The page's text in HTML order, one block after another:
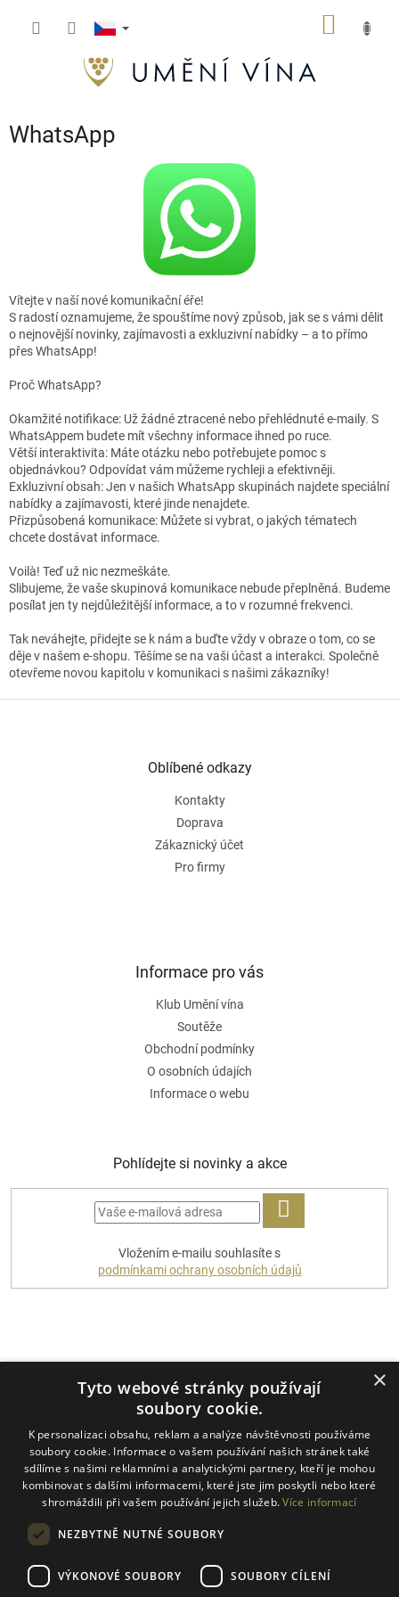
WhatsApp
Vítejte v naší nové komunikační éře!
S radostí oznamujeme, že spouštíme nový způsob, jak se s vámi dělit
o nejnovější novinky, zajímavosti a exkluzivní nabídky – a to přímo
přes WhatsApp!
Proč WhatsApp?
Okamžité notifikace: Už žádné ztracené nebo přehlédnuté e-maily. S
WhatsAppem budete mít všechny informace ihned po ruce.
Větší interaktivita: Máte otázku nebo potřebujete pomoc s
objednávkou? Odpovídat vám můžeme rychleji a efektivněji.
Exkluzivní obsah: Jen v našich WhatsApp skupinách najdete speciální
nabídky a zajímavosti, které jinde nenajdete.
Přizpůsobená komunikace: Můžete si vybrat, o jakých tématech
chcete dostávat informace.
Voilà! Teď už nic nezmeškáte.
Slibujeme, že vaše skupinová komunikace nebude přeplněná. Budeme
posílat jen ty nejdůležitější informace, a to v rozumné frekvenci.
Tak neváhejte, přidejte se k nám a buďte vždy v obraze o tom, co se
děje v našem e-shopu. Těšíme se na vaši účast a interakci. Společně
otevřeme novou kapitolu v komunikaci s našimi zákazníky!
Oblíbené odkazy
Kontakty
Doprava
Zákaznický účet
Pro firmy
Informace pro vás
Klub Umění vína
Soutěže
Obchodní podmínky
O osobních údajích
Informace o webu
Pohlídejte si novinky a akce
PŘIHLÁSIT
Vložením e-mailu souhlasíte s
podmínkami ochrany osobních údajů
Dopravci
×
Tyto webové stránky používají
soubory cookie.
K personalizaci obsahu, reklam a analýze návštěvnosti používáme
soubory cookie. Informace o vašem používání našich stránek také
sdílíme s našimi reklamními a analytickými partnery, kteří je mohou
kombinovat s dalšími informacemi, které jste jim poskytli nebo které
shromáždili při vašem používání jejich služeb.Více informací
NEZBYTNĚ NUTNÉ SOUBORY
VÝKONOVÉ SOUBORY SOUBORY CÍLENÍ